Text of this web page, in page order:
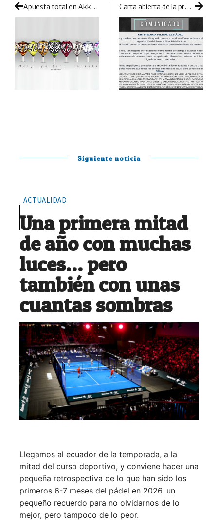
Apuesta total en Akkeron: llega la colección Legacy 23 Carta abierta de la prensa: comunicado conjunto para poner fin a las amenazas y coacciones
Siguiente noticia
ACTUALIDAD
Una primera mitad
de año con muchas
luces… pero
también con unas
cuantas sombras
Llegamos al ecuador de la temporada, a la
mitad del curso deportivo, y conviene hacer una
pequeña retrospectiva de lo que han sido los
primeros 6-7 meses del pádel en 2026, un
pequeño recuerdo para no olvidarnos de lo
mejor, pero tampoco de lo peor.